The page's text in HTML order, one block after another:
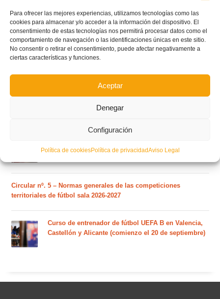
Para ofrecer las mejores experiencias, utilizamos tecnologías como las
cookies para almacenar y/o acceder a la información del dispositivo. El
consentimiento de estas tecnologías nos permitirá procesar datos como el
comportamiento de navegación o las identificaciones únicas en este sitio.
No consentir o retirar el consentimiento, puede afectar negativamente a
ciertas características y funciones.
Aceptar
Denegar
Configuración
Política de cookiesPolítica de privacidadAviso Legal
Federación RFEF para la temporada 2026/2027
Este es el grupo de la Lliga Autonòmica Juvenil de
fútbol sala de la temporada 2026/2027
El calendario del grupo VI de Tercera Federación
martes 4 de agosto
C que comenzará en noviembre 2026 (agotadas las
Circular nº. 5 – Normas generales de las competiciones
territoriales de fútbol sala 2026-2027
Curso de entrenador de fútbol UEFA B en Valencia,
Castellón y Alicante (comienzo el 20 de septiembre)